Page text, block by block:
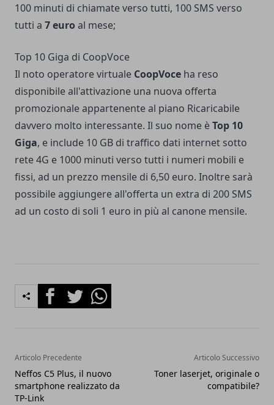
100 minuti di chiamate verso tutti, 100 SMS verso
tutti a 7 euro al mese;
Top 10 Giga di CoopVoce
Il noto operatore virtuale CoopVoce ha reso
disponibile all'attivazione una nuova offerta
promozionale appartenente al piano Ricaricabile
davvero molto interessante. Il suo nome èTop 10
Giga, e include 10 GB di traffico dati internet sotto
rete 4G e 1000 minuti verso tutti i numeri mobili e
fissi, ad un prezzo mensile di 6,50 euro. Inoltre sarà
possibile aggiungere all'offerta un extra di 200 SMS
ad un costo di soli 1 euro in più al canone mensile.
FacebookTwitterWhatsapp
Articolo Precedente
Neffos C5 Plus, il nuovo
smartphone realizzato da
TP-Link
Articolo Successivo
Toner laserjet, originale o
compatibile?